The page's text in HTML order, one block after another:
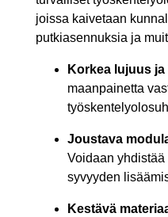
joissa kaivetaan
putkiasennuksia ja
Korkea lujuus
maanpainetta
Joustava
Voidaan
syvyyden
Kestävä